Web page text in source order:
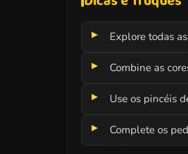
Explore todas
Combine as
Use os pincéis
Complete os